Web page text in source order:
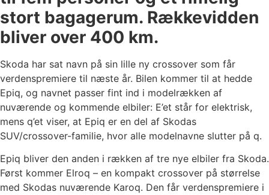
stort bagagerum. Rækkevidden
bliver over 400 km.
Skoda har sat navn på sin lille ny crossover som får
verdenspremiere til næste år. Bilen kommer til at hedde
Epiq, og navnet passer fint ind i modelrækken af
nuværende og kommende elbiler: E’et står for elektrisk,
mens q’et viser, at Epiq er en del af Skodas
SUV/crossover-familie, hvor alle modelnavne slutter på q.
Epiq bliver den anden i rækken af tre nye elbiler fra Skoda.
Først kommer Elroq – en kompakt crossover på størrelse
med Skodas nuværende Karoq. Den får verdenspremiere i